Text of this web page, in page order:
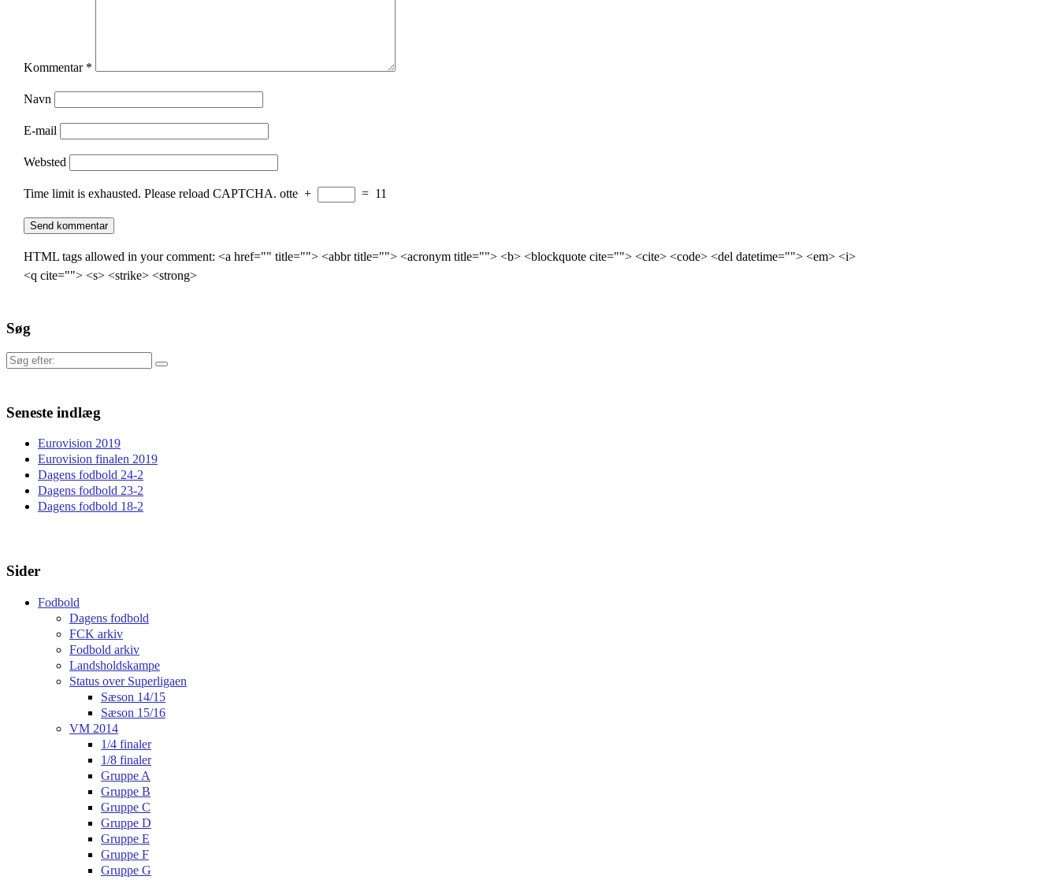
Kommentar *
Navn
E-mail
Websted
Time limit is exhausted. Please reload CAPTCHA. otte + = 11
HTML tags allowed in your comment: <a href="" title=""> <abbr title=""> <acronym title=""> <b> <blockquote cite=""> <cite> <code> <del datetime=""> <em> <i>
<q cite=""> <s> <strike> <strong>
Søg
Søg
Seneste indlæg
Eurovision 2019
Eurovision finalen 2019
Dagens fodbold 24-2
Dagens fodbold 23-2
Dagens fodbold 18-2
Sider
Fodbold
Dagens fodbold
FCK arkiv
Fodbold arkiv
Landsholdskampe
Status over Superligaen
Sæson 14/15
Sæson 15/16
VM 2014
1/4 finaler
1/8 finaler
Gruppe A
Gruppe B
Gruppe C
Gruppe D
Gruppe E
Gruppe F
Gruppe G